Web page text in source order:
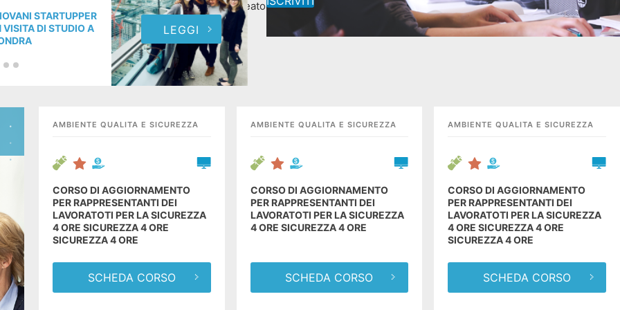
Neolaureato
STARTUPPER
VISITA DI STUDIO A
LEGGI
GIOVANI STARTUPPER
IN VISITA DI STUDIO A
LONDRA
LEGGI
IN
LONDRA
la sicurezza 4 ore
AMBIENTE QUALITA E SICUREZZA
CORSO DI AGGIORNAMENTO
PER RAPPRESENTANTI DEI
LAVORATOTI PER LA SICUREZZA
4 ORE SICUREZZA 4 ORE
SICUREZZA 4 ORE
SCHEDA CORSO
AMBIENTE QUALITA E SICUREZZA
CORSO DI AGGIORNAMENTO
PER RAPPRESENTANTI DEI
LAVORATOTI PER LA SICUREZZA
4 ORE SICUREZZA 4 ORE
SCHEDA CORSO
AMBIENTE QUALITA E SICUREZZA
CORSO DI AGGIORNAMENTO
PER RAPPRESENTANTI DEI
LAVORATOTI PER LA SICUREZZA
4 ORE SICUREZZA 4 ORE
SICUREZZA 4 ORE
SCHEDA CORSO